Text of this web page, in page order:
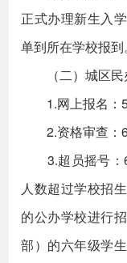
正式办理新生入
单到所在学校报到。
（二）城区民
1.网上报名：5
2.资格审查：6
3.超员摇号：6
人数超过学校招
的公办学校进行
部）的六年级学